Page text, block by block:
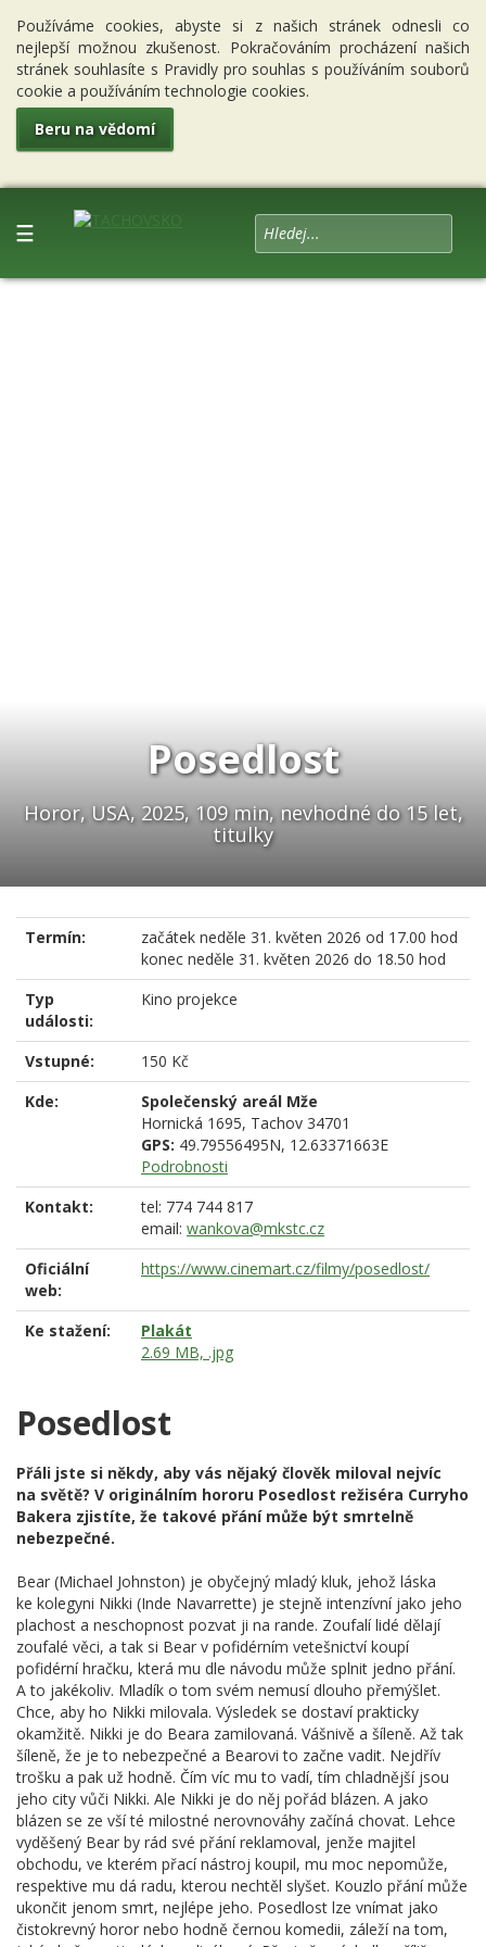
Používáme cookies, abyste si z našich stránek odnesli co
nejlepší možnou zkušenost. Pokračováním procházení našich
stránek souhlasíte s Pravidly pro souhlas s používáním souborů
cookie a používáním technologie cookies.
Beru na vědomí
☰
Posedlost
Horor, USA, 2025, 109 min, nevhodné do 15 let,
titulky
Termín: začátek neděle 31. květen 2026 od 17.00 hod
konec neděle 31. květen 2026 do 18.50 hod
Typ
události:
Kino projekce
Vstupné:
150 Kč
Kde:
Společenský areál Mže
Hornická 1695, Tachov 34701
GPS: 49.79556495N, 12.63371663E
Podrobnosti
Kontakt:
tel: 774 744 817
email: wankova@mkstc.cz
Oficiální
web:
https://www.cinemart.cz/filmy/posedlost/
Ke stažení:
Plakát
2.69 MB, .jpg
Posedlost
Přáli jste si někdy, aby vás nějaký člověk miloval nejvíc
na světě? V originálním hororu Posedlost režiséra Curryho
Bakera zjistíte, že takové přání může být smrtelně
nebezpečné.
Bear (Michael Johnston) je obyčejný mladý kluk, jehož láska
ke kolegyni Nikki (Inde Navarrette) je stejně intenzívní jako jeho
plachost a neschopnost pozvat ji na rande. Zoufalí lidé dělají
zoufalé věci, a tak si Bear v pofidérním vetešnictví koupí
pofidérní hračku, která mu dle návodu může splnit jedno přání.
A to jakékoliv. Mladík o tom svém nemusí dlouho přemýšlet.
Chce, aby ho Nikki milovala. Výsledek se dostaví prakticky
okamžitě. Nikki je do Beara zamilovaná. Vášnivě a šíleně. Až tak
šíleně, že je to nebezpečné a Bearovi to začne vadit. Nejdřív
trošku a pak už hodně. Čím víc mu to vadí, tím chladnější jsou
jeho city vůči Nikki. Ale Nikki je do něj pořád blázen. A jako
blázen se ze vší té milostné nerovnováhy začíná chovat. Lehce
vyděšený Bear by rád své přání reklamoval, jenže majitel
obchodu, ve kterém přací nástroj koupil, mu moc nepomůže,
respektive mu dá radu, kterou nechtěl slyšet. Kouzlo přání může
ukončit jenom smrt, nejlépe jeho. Posedlost lze vnímat jako
čistokrevný horor nebo hodně černou komedii, záleží na tom,